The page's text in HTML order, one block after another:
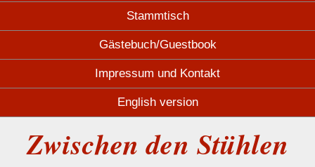
Stammtisch
Gästebuch/Guestbook
Impressum und Kontakt
English version
Zwischen den Stühlen